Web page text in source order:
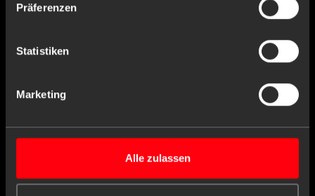
Präferenzen
Statistiken
Marketing
Alle zulassen